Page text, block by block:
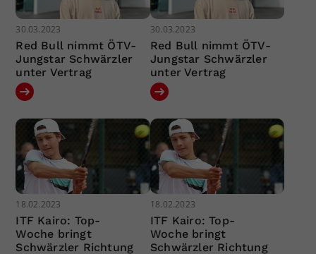
30.03.2023
Red Bull nimmt ÖTV-
Jungstar Schwärzler
unter Vertrag
30.03.2023
Red Bull nimmt ÖTV-
Jungstar Schwärzler
unter Vertrag
18.02.2023
ITF Kairo: Top-
Woche bringt
Schwärzler Richtung
18.02.2023
ITF Kairo: Top-
Woche bringt
Schwärzler Richtung